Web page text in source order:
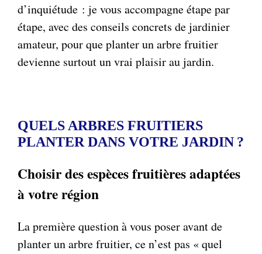
d’inquiétude : je vous accompagne étape par
étape, avec des conseils concrets de jardinier
amateur, pour que planter un arbre fruitier
devienne surtout un vrai plaisir au jardin.
QUELS ARBRES FRUITIERS
PLANTER DANS VOTRE JARDIN ?
Choisir des espèces fruitières adaptées
à votre région
La première question à vous poser avant de
planter un arbre fruitier, ce n’est pas « quel